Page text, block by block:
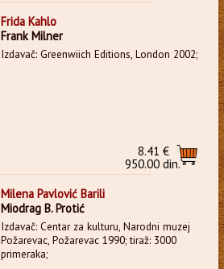
Frida Kahlo
Frank Milner
Izdavač: Greenwiich Editions, London 2002;
8.41 €
950.00 din.
Milena Pavlović Barili
Miodrag B. Protić
Izdavač: Centar za kulturu, Narodni muzej
Požarevac, Požarevac 1990; tiraž: 3000
primeraka;